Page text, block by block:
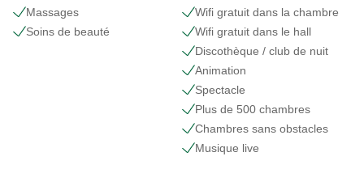
Massages
Soins de beauté
Wifi gratuit dans la chambre
Wifi gratuit dans le hall
Discothèque / club de nuit
Animation
Spectacle
Plus de 500 chambres
Сhambres sans obstacles
Musique live